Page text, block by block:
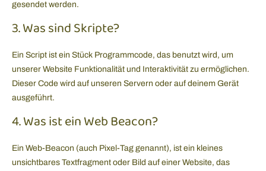
gesendet werden.
3. Was sind Skripte?
Ein Script ist ein Stück Programmcode, das benutzt wird, um
unserer Website Funktionalität und Interaktivität zu ermöglichen.
Dieser Code wird auf unseren Servern oder auf deinem Gerät
ausgeführt.
4. Was ist ein Web Beacon?
Ein Web-Beacon (auch Pixel-Tag genannt), ist ein kleines
unsichtbares Textfragment oder Bild auf einer Website, das